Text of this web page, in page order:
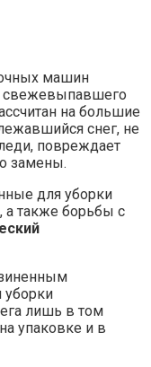
машин
свежевыпавшего
на большие
снег, не
повреждает
замены.
для уборки
, а также борьбы с
лишь в том
упаковке и в